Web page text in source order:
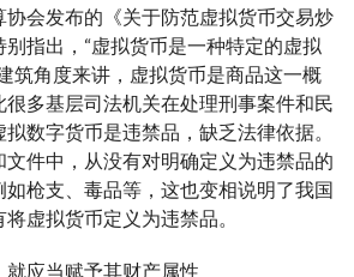
会发布的《关于防范虚拟货币交易炒
指出，“虚拟货币是一种特定的虚拟
筑角度来讲，虚拟货币是商品这一概
多基层司法机关在处理刑事案件和民
数字货币是违禁品，缺乏法律依据。
件中，从没有对明确定义为违禁品的
枪支、毒品等，这也变相说明了我国
虚拟货币定义为违禁品。
就应当赋予其财产属性